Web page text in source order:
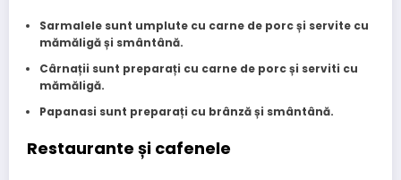
Sarmalelesunt umplute cu carne de porc și servite cu
mămăligă și smântână.
Cârnații sunt preparați cu carne de porc și serviti cu
mămăligă.
Papanasi sunt preparați cu brânză și smântână.
Restaurante și cafenele